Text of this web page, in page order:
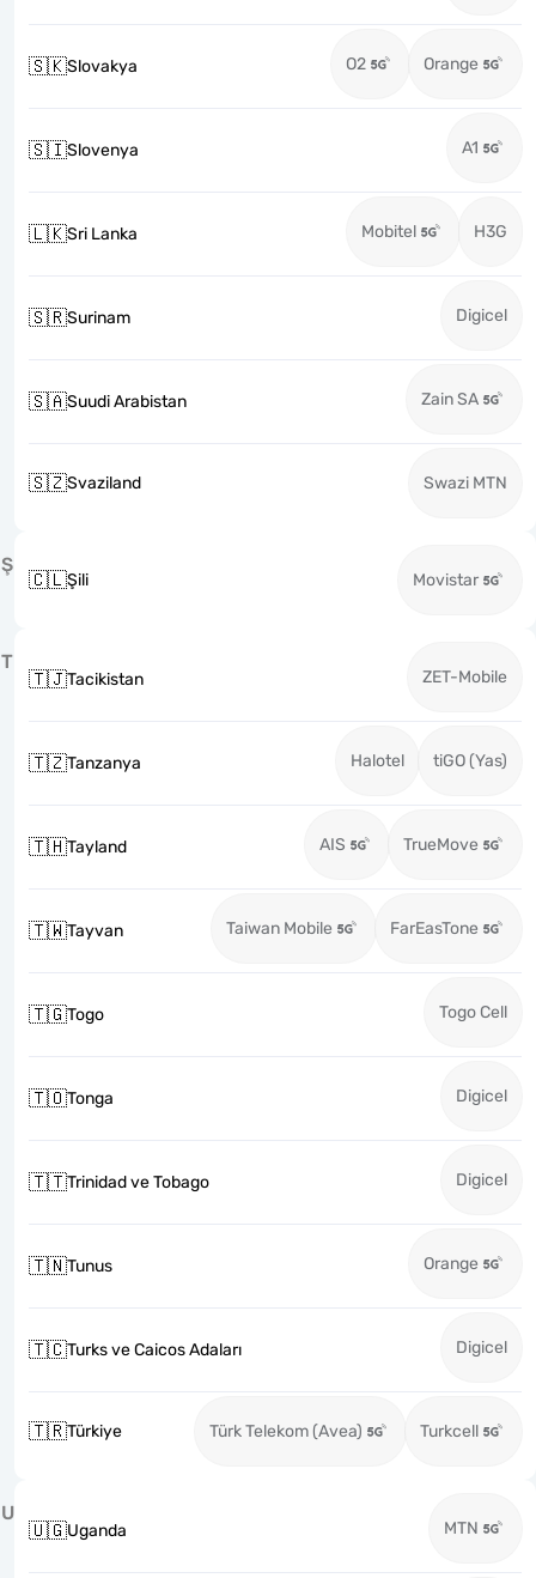
🇸🇰Slovakya O2 Orange
🇸🇮Slovenya A1
🇱🇰Sri Lanka Mobitel H3G
🇸🇷Surinam Digicel
🇸🇦Suudi Arabistan Zain SA
🇸🇿Svaziland Swazi MTN
Ş
🇨🇱Şili Movistar
T
🇹🇯Tacikistan ZET-Mobile
🇹🇿Tanzanya Halotel tiGO (Yas)
🇹🇭Tayland AIS TrueMove
🇹🇼Tayvan Taiwan Mobile FarEasTone
🇹🇬Togo Togo Cell
🇹🇴Tonga Digicel
🇹🇹Trinidad ve Tobago Digicel
🇹🇳Tunus Orange
🇹🇨Turks ve Caicos Adaları Digicel
🇹🇷Türkiye Türk Telekom (Avea) Turkcell
U
🇺🇬Uganda MTN